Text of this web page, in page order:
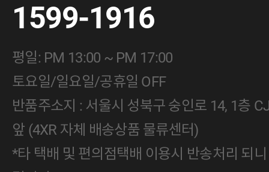
1599-1916
평일: PM 13:00 ~ PM 17:00
토요일/일요일/공휴일 OFF
반품주소지 : 서울시 성북구 숭인로 14, 1층
앞 (4XR 자체 배송상품 물류센터)
*타 택배 및 편의점택배 이용시 반송처리 되